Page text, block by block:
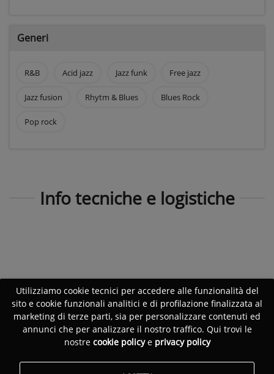
Generi
R&B Acid jazz Jazz funk Free jazz
Jazz fusion Rhytm & Blues Blues Rock
Pop rock
Info tecniche e logistiche
Utilizziamo cookie tecnici per accedere alle funzionalità del
sito e cookie funzionali analitici e di profilazione finalizzata al
marketing di terze parti, sia per personalizzare contenuti ed
annunci che per analizzare il nostro traffico. Qui trovi le
nostre cookie policye privacy policy